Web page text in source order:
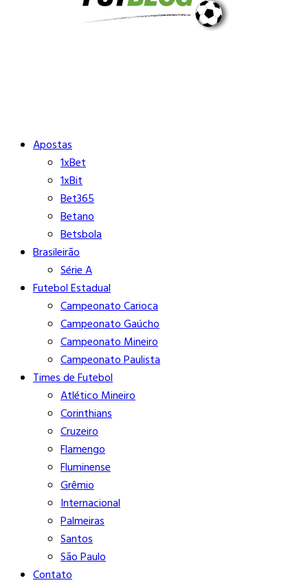
Apostas
1xBet
1xBit
Bet365
Betano
Betsbola
Brasileirão
Série A
Futebol Estadual
Campeonato Carioca
Campeonato Gaúcho
Campeonato Mineiro
Campeonato Paulista
Times de Futebol
Atlético Mineiro
Corinthians
Cruzeiro
Flamengo
Fluminense
Grêmio
Internacional
Palmeiras
Santos
São Paulo
Contato